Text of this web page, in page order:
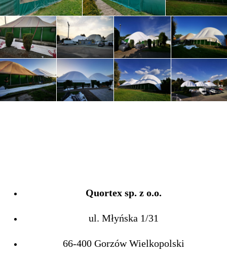
Quortex sp. z o.o.
ul. Młyńska 1/31
66-400 Gorzów Wielkopolski